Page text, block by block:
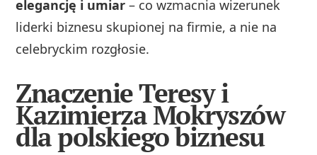
elegancję i umiar – co wzmacnia wizerunek
liderki biznesu skupionej na firmie, a nie na
celebryckim rozgłosie.
Znaczenie Teresy i
Kazimierza Mokryszów
dla polskiego biznesu